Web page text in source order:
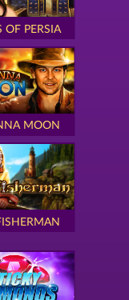
OF PERSIA
MOON